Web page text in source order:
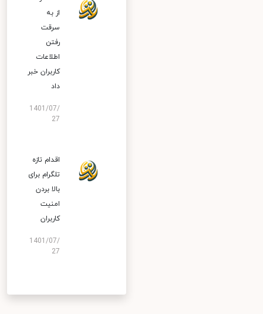
از به
سرقت
رفتن
اطلاعات
کاربران خبر
داد
1401/07/
27
اقدام تازه
تلگرام برای
بالا بردن
امنیت
کاربران
1401/07/
27